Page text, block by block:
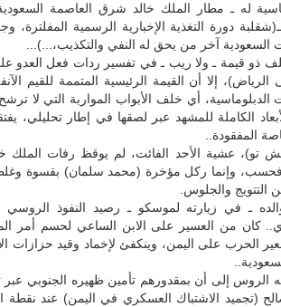
له ـ مطار الملك خالد شرق العاصمة السعودية
بـ(شقلبة دورة التغذية الإخبارية الرسمية
السعودية آخر من يحق له النفي والتكذيب،...)...
ذو قيمة ـ ولا ريب ـ في تفسير ردات فعل العدو على
الرياض)، إلا أن القيمة الرئيسية المتممة للقيم
الدبلوماسية، أي خلف الأبواب المواربة التي لا
الكاملة للمشهد عبر لصقها في إطار تحليلي،
المفقودة..
تو)، عشية الأحد الفائت، لم يوقظ رفات الملك
فحسب، وإنما ركل مؤخرة (محمد سلمان) بقسوة
التتويج والجلوس.
ـ في زيارته لموسكو ـ رصيد النفوذ
كان من العسير على الابن الساعي لحسم أمر
الحرب على اليمن، وينكفئ لإخماد وقيد حزازات
الروس إلى أن بمقدورهم تأمين ظهيره الجنوبي
(تجميد الاشتباك العسكري في اليمن) عند نقطة